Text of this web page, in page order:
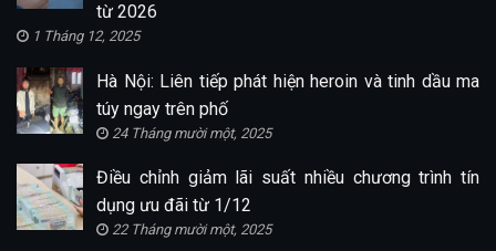
từ 2026
1 Tháng 12, 2025
Hà Nội: Liên tiếp phát hiện heroin và tinh dầu ma
túy ngay trên phố
24 Tháng mười một, 2025
Điều chỉnh giảm lãi suất nhiều chương trình tín
dụng ưu đãi từ 1/12
22 Tháng mười một, 2025